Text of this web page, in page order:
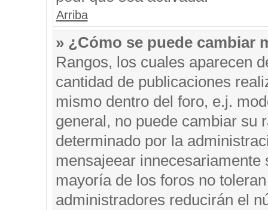
Arriba
» ¿Cómo se puede cambiar
Rangos, los cuales aparecen
cantidad de publicaciones
mismo dentro del foro, e.j.
general, no puede cambiar su
determinado por la
mensajeear
mayoría de los foros no
administradores reducirán el